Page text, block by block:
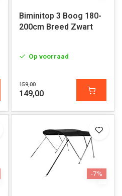
Biminitop 3 Boog 180-
200cm Breed Zwart
Op voorraad
159,00
149,00
-7%